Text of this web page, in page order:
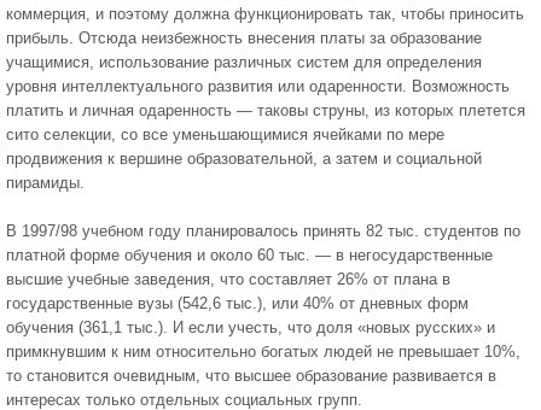
коммерция, и поэтому должна функционировать так, чтобы приносить
прибыль. Отсюда неизбежность внесения платы за образование
учащимися, использование различных систем для определения
уровня интеллектуального развития или одаренности. Возможность
платить и личная одаренность — таковы струны, из ко­торых плетется
сито селекции, со все уменьшающимися ячейками по мере
продвижения к вершине образовательной, а затем и социальной
пирамиды.
В 1997/98 учебном году планировалось принять 82 тыс. студентов по
платной форме обучения и около 60 тыс. — в негосударственные
высшие учебные заведения, что со­ставляет 26% от плана в
государственные вузы (542,6 тыс.), или 40% от дневных форм
обучения (361,1 тыс.). И если учесть, что доля «новых русских» и
примкнувшим к ним относительно богатых людей не превышает 10%,
то становится очевидным, что высшее образование развивается в
интересах только отдельных социальных групп.